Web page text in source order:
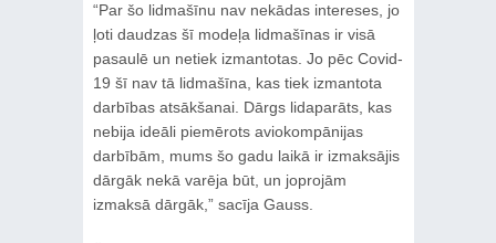
“Par šo lidmašīnu nav nekādas intereses, jo
ļoti daudzas šī modeļa lidmašīnas ir visā
pasaulē un netiek izmantotas. Jo pēc Covid-
19 šī nav tā lidmašīna, kas tiek izmantota
darbības atsākšanai. Dārgs lidaparāts, kas
nebija ideāli piemērots aviokompānijas
darbībām, mums šo gadu laikā ir izmaksājis
dārgāk nekā varēja būt, un joprojām
izmaksā dārgāk,” sacīja Gauss.